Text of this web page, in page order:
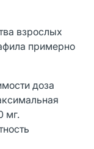
взрослых
примерно
доза
мг.